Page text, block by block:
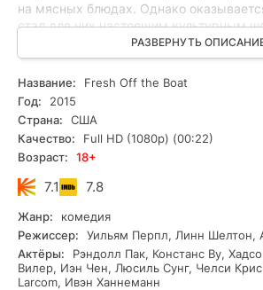
на мясных блюдах. Однако
стал для них настоящим культурным
новом месте они не обнаруживают
тауна, который был для них домом.
РАЗВЕРНУТЬ
Название:
Fresh Off the Boat
Год:
2015
Страна:
США
Качество:
Full HD (1080p) (00:22)
Возраст:
18+
7.1 7.8
Жанр:
комедия
Режиссер:
Уильям Перпл, Линн Шелтон,
Актёры:
Рэндолл Пак, Констанс Ву,
Вилер, Иэн Чен, Люсиль Сунг, Челси
Larcom, Ивэн Ханнеманн